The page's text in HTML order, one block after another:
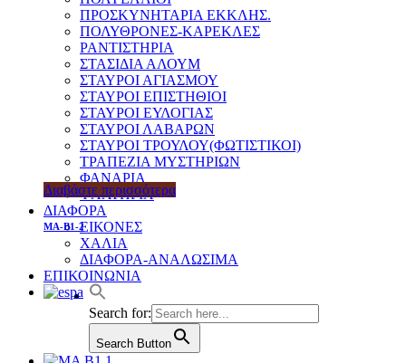
ΠΡΟΣΚΥΝΗΤΑΡΙΑ ΕΚΚΛΗΣ.
ΠΟΛΥΘΡΟΝΕΣ-ΚΑΡΕΚΛΕΣ
ΡΑΝΤΙΣΤΗΡΙΑ
ΣΤΑΣΙΔΙΑ ΑΛΟΥΜ
ΣΤΑΥΡΟΙ ΑΓΙΑΣΜΟΥ
ΣΤΑΥΡΟΙ ΕΠΙΣΤΗΘΙΟΙ
ΣΤΑΥΡΟΙ ΕΥΛΟΓΙΑΣ
ΣΤΑΥΡΟΙ ΛΑΒΑΡΩΝ
ΣΤΑΥΡΟΙ ΤΡΟΥΛΟΥ(ΦΩΤΙΣΤΙΚΟΙ)
ΤΡΑΠΕΖΙΑ ΜΥΣΤΗΡΙΩΝ
ΦΑΝΑΡΙΑ
ΨΑΛΤΗΡΙΑ
ΔΙΑΦΟΡΑ
ΕΙΚΟΝΕΣ
ΧΑΛΙΑ
ΔΙΑΦΟΡΑ-ΑΝΑΛΩΣΙΜΑ
ΕΠΙΚΟΙΝΩΝΙΑ
Search for:
Search Button
Διαβάστε περισσότερα
MA-B1-2